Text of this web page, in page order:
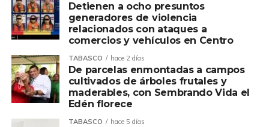
Detienen a ocho presuntos
generadores de violencia
relacionados con ataques a
comercios y vehículos en Centro
TABASCO hace 2 días
De parcelas enmontadas a campos
cultivados de árboles frutales y
maderables, con Sembrando Vida el
Edén florece
TABASCO hace 5 días